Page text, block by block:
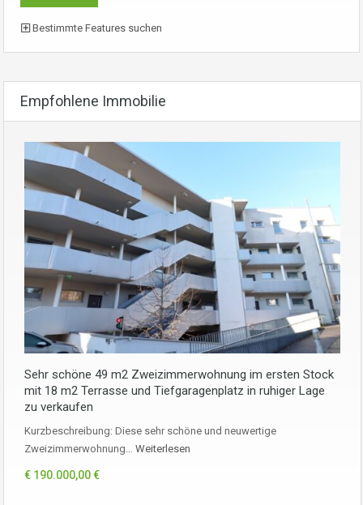
Bestimmte Features suchen
Empfohlene Immobilie
Sehr schöne 49 m2 Zweizimmerwohnung im ersten Stock
mit 18 m2 Terrasse und Tiefgaragenplatz in ruhiger Lage
zu verkaufen
Kurzbeschreibung: Diese sehr schöne und neuwertige
Zweizimmerwohnung… Weiterlesen
€ 190.000,00 €